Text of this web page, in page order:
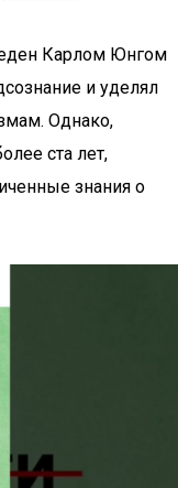
Карлом Юнгом
и уделял
Однако,
ста лет,
знания о